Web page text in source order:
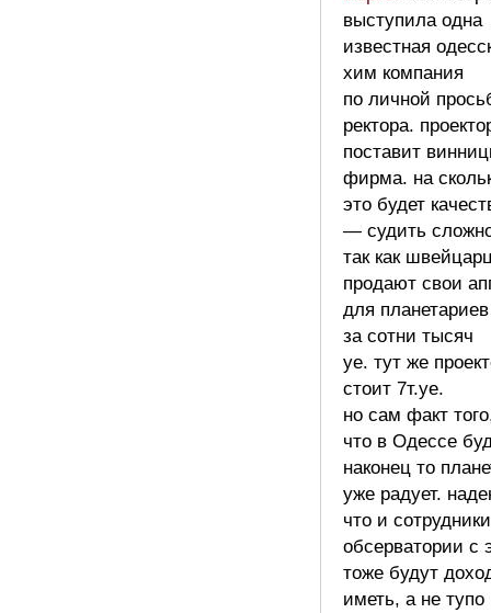
выступила одна
известная
хим компания
по личной
ректора.
поставит
фирма. на
это будет
— судить
так как
продают свои
для планетариев
за сотни тысяч
уе. тут же
стоит 7т.уе.
но сам факт
что в Одессе
наконец то
уже радует.
что и сотрудники
обсерватории с
тоже будут
иметь, а не тупо